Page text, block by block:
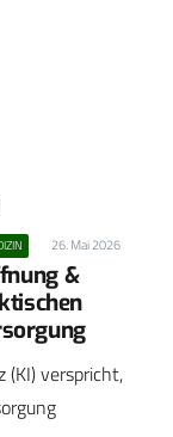
26. Mai 2026
&
verspricht,